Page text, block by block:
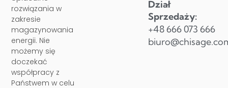
rozwiązania w
zakresie
magazynowania
energii. Nie
możemy się
doczekać
współpracy z
Państwem w celu
Dział
Sprzedaży:
+48 666 073 666